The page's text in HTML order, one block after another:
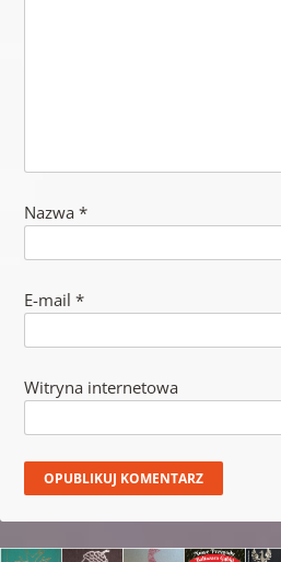
Nazwa *
E-mail *
Witryna internetowa